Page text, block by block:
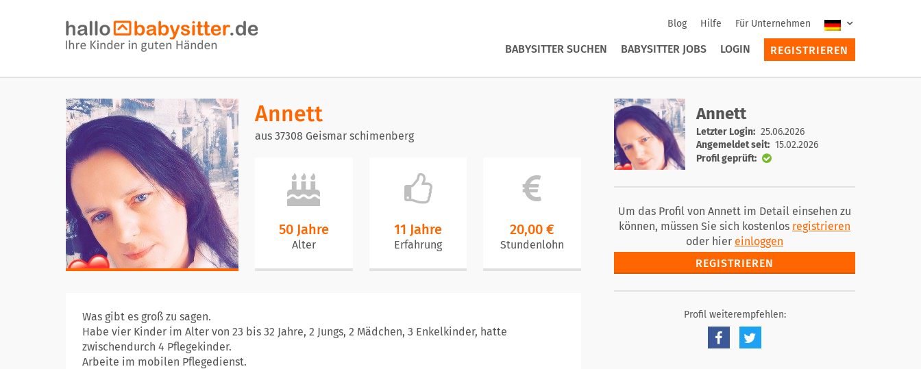
Blog Hilfe Für Unternehmen
BABYSITTER SUCHEN BABYSITTER JOBS LOGIN REGISTRIEREN
Annett
aus 37308 Geismar schimenberg
50 Jahre
Alter
11 Jahre
Erfahrung
20,00 €
Stundenlohn
Was gibt es groß zu sagen.
Habe vier Kinder im Alter von 23 bis 32 Jahre, 2 Jungs, 2 Mädchen, 3 Enkelkinder, hatte
zwischendurch 4 Pflegekinder.
Arbeite im mobilen Pflegedienst.
Annett
Letzter Login: 25.06.2026
Angemeldet seit: 15.02.2026
Profil geprüft:
Um das Profil von Annett im Detail einsehen zu
können, müssen Sie sich kostenlos registrieren
oder hier einloggen
REGISTRIEREN
Profil weiterempfehlen: